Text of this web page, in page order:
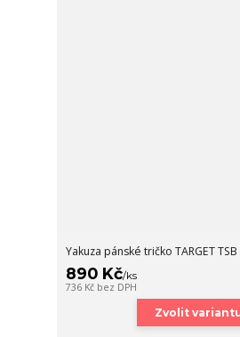
Yakuza pánské tričko TARGET
890 Kč/ks
736 Kč bez DPH
Zvolit